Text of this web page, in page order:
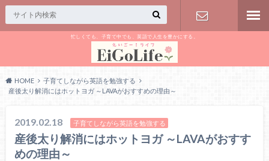
忙しくても、子育て中でも、英語で人生を豊かにする。
HOME
子育てしながら英語を勉強する
産後太り解消にはホットヨガ ～LAVAがおすすめの理由～
2019.02.18 子育てしながら英語を勉強する
産後太り解消にはホットヨガ ～LAVAがおすす
めの理由～